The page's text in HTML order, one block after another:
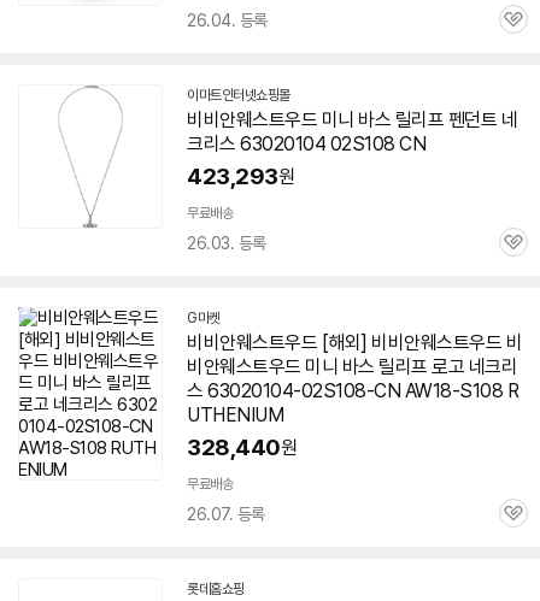
26.04. 등록
관
이마트인터넷쇼핑몰
비비안웨스트우드 미니 바스 릴리프 펜던트 네
크리스 63020104 02S108 CN
423,293원
무료배송
26.03. 등록
관
G마켓
비비안웨스트우드 [해외] 비비안웨스트우드 비
비안웨스트우드 미니 바스 릴리프 로고 네크리
스 63020104-02S108-CN AW18-S108 R
UTHENIUM
328,440원
무료배송
26.07. 등록
관
롯데홈쇼핑